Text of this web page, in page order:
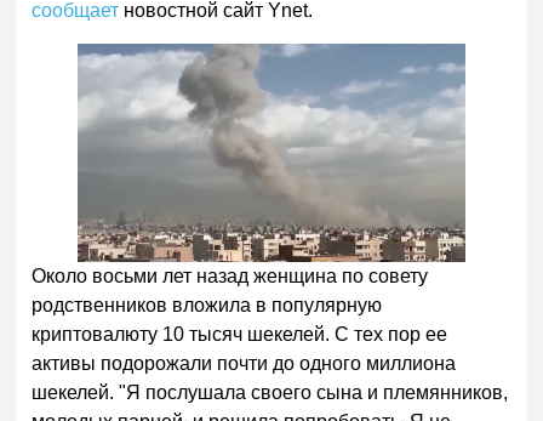
сообщает новостной сайт Ynet.
Около восьми лет назад женщина по совету
родственников вложила в популярную
криптовалюту 10 тысяч шекелей. С тех пор ее
активы подорожали почти до одного миллиона
шекелей. "Я послушала своего сына и племянников,